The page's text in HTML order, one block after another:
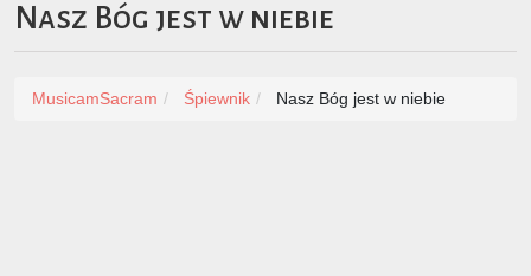
Nasz Bóg jest w niebie
MusicamSacram Śpiewnik Nasz Bóg jest w niebie